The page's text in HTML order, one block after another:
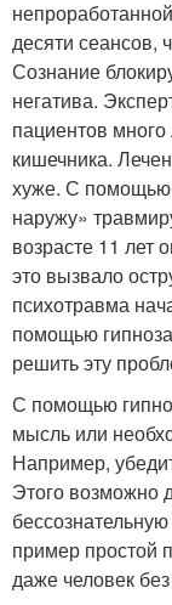
десяти сеансов,
Сознание
негатива.
пациентов
кишечника.
хуже. С помощью
наружу»
возрасте 11 лет
это вызвало
психотравма
помощью
решить эту
С помощью
мысль или
Например,
Этого возможно
пример простой
даже человек